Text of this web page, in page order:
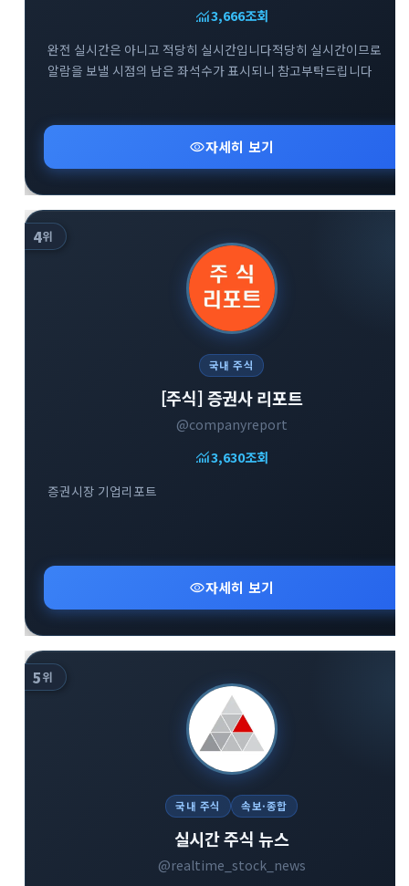
monitoring3,666조회
완전 실시간은 아니고 적당히 실시간입니다적당히 실시간이므로
알람을 보낼 시점의 남은 좌석수가 표시되니 참고부탁드립니다
visibility자세히 보기
4위
국내 주식
[주식] 증권사 리포트
@companyreport
monitoring3,630조회
증권시장 기업리포트
visibility자세히 보기
5위
국내 주식 속보·종합
실시간 주식 뉴스
@realtime_stock_news